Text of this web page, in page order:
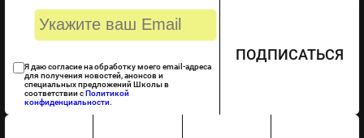
Я даю согласие на обработку моего email-адреса
для получения новостей, анонсов и
специальных предложений Школы в
соответствии с Политикой
конфиденциальности.
ПОДПИСАТЬСЯ